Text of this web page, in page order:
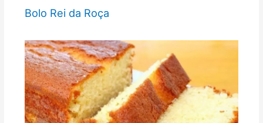
Bolo Rei da Roça